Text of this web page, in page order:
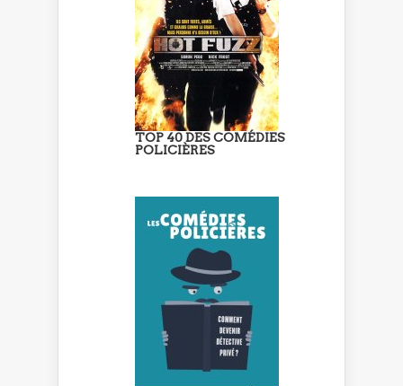
TOP 40 DES COMÉDIES
POLICIÈRES